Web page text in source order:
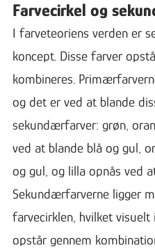
Farvecirkel og
I farveteoriens verden er
koncept. Disse farver
kombineres.
og det er ved at blande
sekundærfarver: grøn,
ved at blande blå og gul,
og gul, og lilla opnås ved
Sekundærfarverne ligger
farvecirklen, hvilket
opstår gennem